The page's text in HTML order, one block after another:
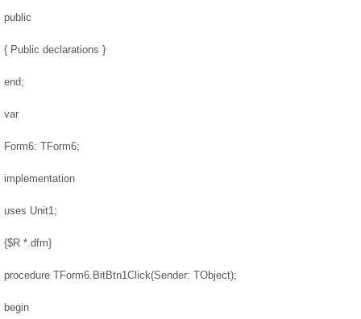
public
{ Public declarations }
end;
var
Form6: TForm6;
implementation
uses Unit1;
{$R *.dfm}
procedure TForm6.BitBtn1Click(Sender: TObject);
begin